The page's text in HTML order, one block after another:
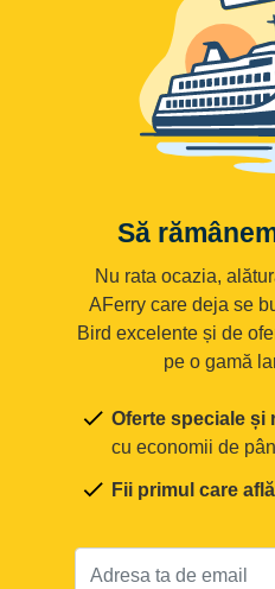
Să
Nu rata ocazia,
AFerry care deja se
Bird excelente și de
pe o gamă
Oferte speciale și
cu economii de
Fii primul care află